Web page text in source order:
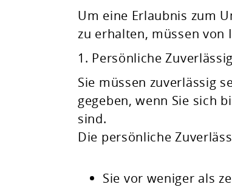
Um eine Erlaubnis zum
zu erhalten, müssen von
1. Persönliche
Sie müssen zuverlässig
gegeben, wenn Sie sich
sind.
Die persönliche
Sie vor weniger als